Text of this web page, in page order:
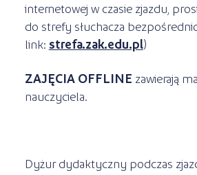
internetowej w czasie zjazdu,
do strefy słuchacza
link: strefa.zak.edu.pl)
ZAJĘCIA OFFLINE zawierają
nauczyciela.
Dyżur dydaktyczny podczas